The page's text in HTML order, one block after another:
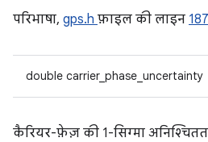
परिभाषा, gps.h फ़ाइल की लाइन
double carrier_phase_uncertainty
कैरियर-फ़ेज़ की 1-सिग्मा